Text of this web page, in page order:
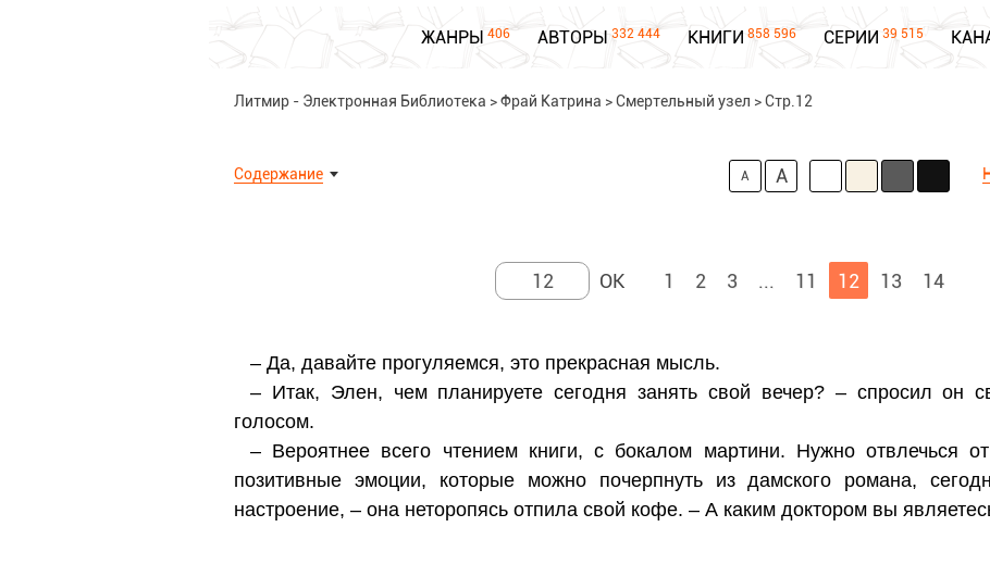
ЖАНРЫ 406 АВТОРЫ 332 444 КНИГИ 858 596 СЕРИИ 39 515
Литмир - Электронная Библиотека >Фрай Катрина >Cмертельный узел >Стр.12
Содержание A A
1 2 3 ... 11 12 13 14
– Да, давайте прогуляемся, это прекрасная мысль.
– Итак, Элен, чем планируете сегодня занять свой вечер? – спросил он
голосом.
– Вероятнее всего чтением книги, с бокалом мартини. Нужно отвлечься
позитивные эмоции, которые можно почерпнуть из дамского романа,
настроение, – она неторопясь отпила свой кофе. – А каким доктором вы